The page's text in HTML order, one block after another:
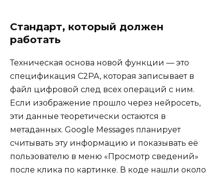
Стандарт, который должен
работать
Техническая основа новой функции — это
спецификация C2PA, которая записывает в
файл цифровой след всех операций с ним.
Если изображение прошло через нейросеть,
эти данные теоретически остаются в
метаданных. Google Messages планирует
считывать эту информацию и показывать её
пользователю в меню «Просмотр сведений»
после клика по картинке. В коде нашли около